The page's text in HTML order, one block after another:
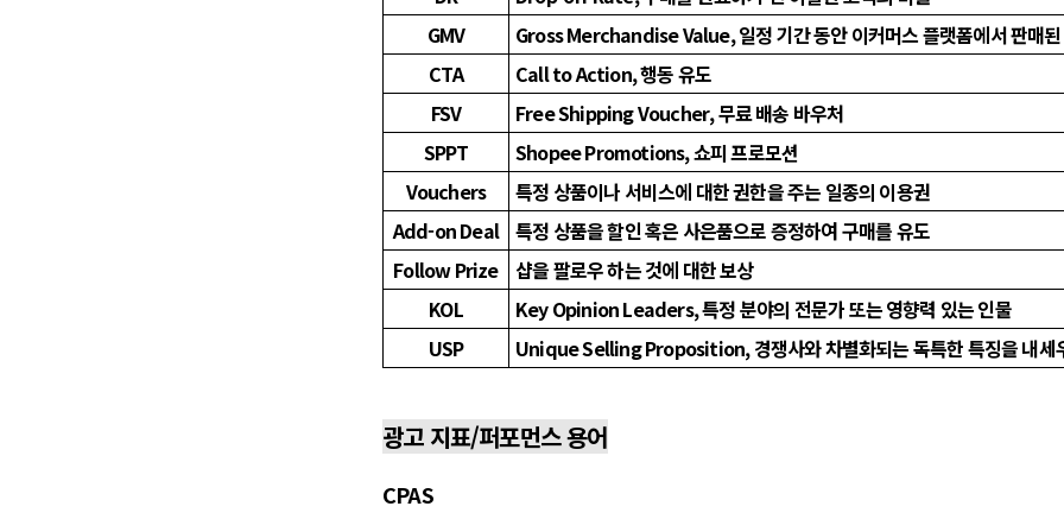
GMV
Gross Merchandise Value, 일정 기간 동안 이커머스 플랫폼에서 판매된
CTA
Call to Action, 행동 유도
FSV
Free Shipping Voucher, 무료 배송 바우처
SPPT
Shopee Promotions, 쇼피 프로모션
Vouchers
특정 상품이나 서비스에 대한 권한을 주는 일종의 이용권
Add-on Deal 특정 상품을 할인 혹은 사은품으로 증정하여 구매를 유도
Follow Prize
샵을 팔로우 하는 것에 대한 보상
KOL
Key Opinion Leaders, 특정 분야의 전문가 또는 영향력 있는 인물
USP
Unique Selling Proposition, 경쟁사와 차별화되는 독특한 특징을 내세
광고 지표/퍼포먼스 용어
CPAS